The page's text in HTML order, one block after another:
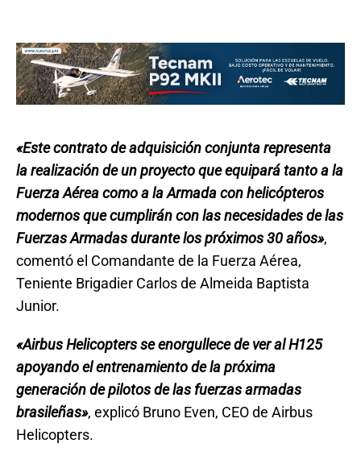
«Este contrato de adquisición conjunta representa
la realización de un proyecto que equipará tanto a la
Fuerza Aérea como a la Armada con helicópteros
modernos que cumplirán con las necesidades de las
Fuerzas Armadas durante los próximos 30 años»,
comentó el Comandante de la Fuerza Aérea,
Teniente Brigadier Carlos de Almeida Baptista
Junior.
«Airbus Helicopters se enorgullece de ver al H125
apoyando el entrenamiento de la próxima
generación de pilotos de las fuerzas armadas
brasileñas», explicó Bruno Even, CEO de Airbus
Helicopters.